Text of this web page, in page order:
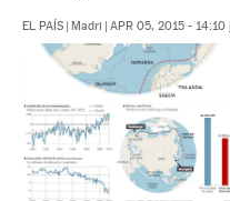
EL PAÍS Madri APR 05, 2015 - 14:10